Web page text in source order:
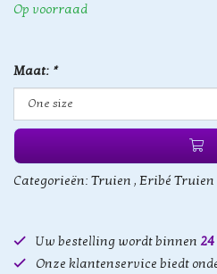
Op voorraad
Maat: *
Categorieën: Truien , Eribé Truien
Uw bestelling wordt binnen
Onze klantenservice biedt